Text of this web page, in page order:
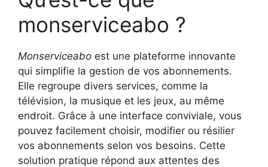
monserviceabo ?
Monserviceabo est une plateforme innovante
qui simplifie la gestion de vos abonnements.
Elle regroupe divers services, comme la
télévision, la musique et les jeux, au même
endroit. Grâce à une interface conviviale, vous
pouvez facilement choisir, modifier ou résilier
vos abonnements selon vos besoins. Cette
solution pratique répond aux attentes des